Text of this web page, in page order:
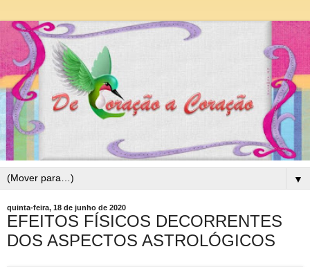
▼
quinta-feira, 18 de junho de 2020
EFEITOS FÍSICOS DECORRENTES
DOS ASPECTOS ASTROLÓGICOS